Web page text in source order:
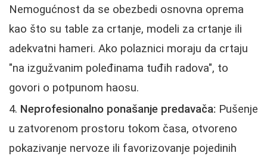
Nemogućnost da se obezbedi osnovna oprema
kao što su table za crtanje, modeli za crtanje ili
adekvatni hameri. Ako polaznici moraju da crtaju
"na izgužvanim poleđinama tuđih radova", to
govori o potpunom haosu.
Neprofesionalno ponašanje predavača: Pušenje
u zatvorenom prostoru tokom časa, otvoreno
pokazivanje nervoze ili favorizovanje pojedinih